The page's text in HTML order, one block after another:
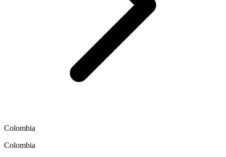
Colombia
Colombia